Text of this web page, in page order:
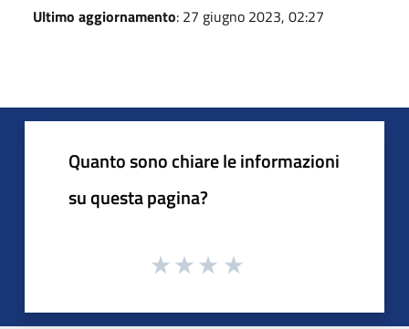
Ultimo aggiornamento: 27 giugno 2023, 02:27
Quanto sono chiare le informazioni
su questa pagina?